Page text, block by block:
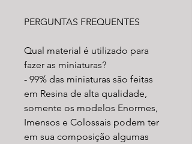
PERGUNTAS FREQUENTES
Qual material é utilizado para
fazer as miniaturas?
- 99% das miniaturas são feitas
em Resina de alta qualidade,
somente os modelos Enormes,
Imensos e Colossais podem ter
em sua composição algumas